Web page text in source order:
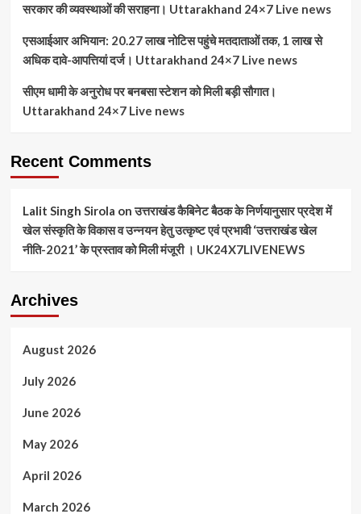
सरकार की व्यवस्थाओं की सराहना। Uttarakhand 24×7 Live news
एसआईआर अभियान: 20.27 लाख नोटिस पहुंचे मतदाताओं तक, 1 लाख से
अधिक दावे-आपत्तियां दर्ज। Uttarakhand 24×7 Live news
सीएम धामी के अनुरोध पर बनबसा स्टेशन को मिली बड़ी सौगात।
Uttarakhand 24×7 Live news
Recent Comments
Lalit Singh Sirola onउत्तराखंड कैबिनेट बैठक के निर्णयानुसार प्रदेश में
खेल संस्कृति के विकास व उन्नयन हेतु उत्कृष्ट एवं प्रभावी ‘उत्तराखंड खेल
नीति-2021’ के प्रस्ताव को मिली मंजूरी । UK24X7LIVENEWS
Archives
August 2026
July 2026
June 2026
May 2026
April 2026
March 2026